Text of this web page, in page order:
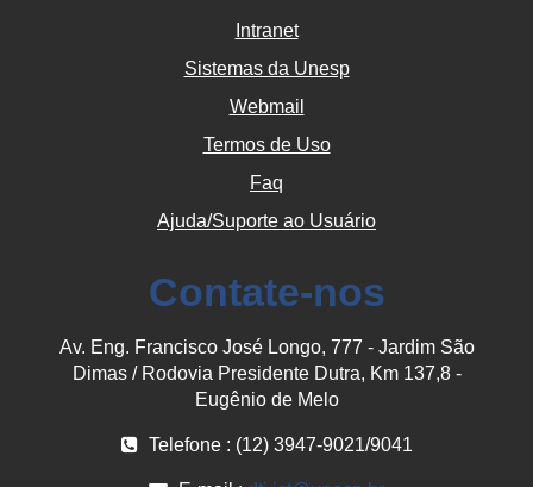
Intranet
Sistemas da Unesp
Webmail
Termos de Uso
Faq
Ajuda/Suporte ao Usuário
Contate-nos
Av. Eng. Francisco José Longo, 777 - Jardim São
Dimas / Rodovia Presidente Dutra, Km 137,8 -
Eugênio de Melo
Telefone : (12) 3947-9021/9041